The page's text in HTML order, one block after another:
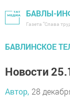
БАВЛЫ-
Газета "Слава
БАВЛИНСКОЕ
Новости
Автор, 28